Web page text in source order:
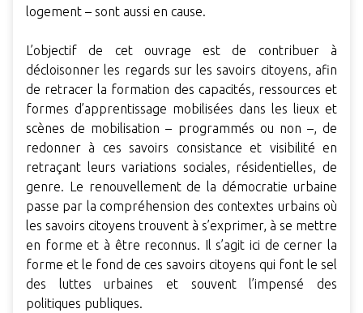
logement – sont aussi en cause.
L’objectif de cet ouvrage est de contribuer à
décloisonner les regards sur les savoirs citoyens, afin
de retracer la formation des capacités, ressources et
formes d’apprentissage mobilisées dans les lieux et
scènes de mobilisation – programmés ou non –, de
redonner à ces savoirs consistance et visibilité en
retraçant leurs variations sociales, résidentielles, de
genre. Le renouvellement de la démocratie urbaine
passe par la compréhension des contextes urbains où
les savoirs citoyens trouvent à s’exprimer, à se mettre
en forme et à être reconnus. Il s’agit ici de cerner la
forme et le fond de ces savoirs citoyens qui font le sel
des luttes urbaines et souvent l’impensé des
politiques publiques.